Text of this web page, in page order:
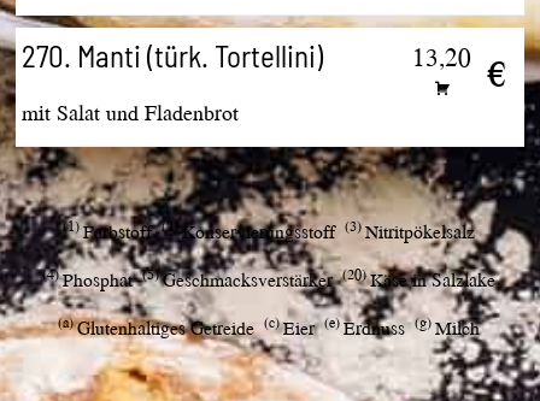
270. Manti (türk. Tortellini) 13,20 €
mit Salat und Fladenbrot
1 Farbstoff 2 Konservierungsstoff 3 Nitritpökelsalz
4 Phosphat 5 Geschmacksverstärker 20 Käse in Salzlake
a Glutenhaltiges Getreide c Eier e Erdnuss g Milch